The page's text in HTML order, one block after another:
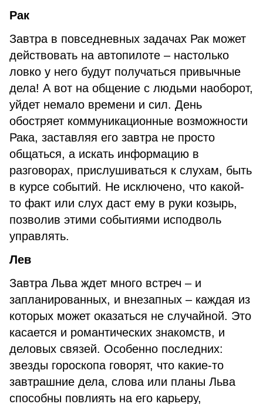
Рак
Завтра в повседневных задачах Рак может
действовать на автопилоте – настолько
ловко у него будут получаться привычные
дела! А вот на общение с людьми наоборот,
уйдет немало времени и сил. День
обостряет коммуникационные возможности
Рака, заставляя его завтра не просто
общаться, а искать информацию в
разговорах, прислушиваться к слухам, быть
в курсе событий. Не исключено, что какой-
то факт или слух даст ему в руки козырь,
позволив этими событиями исподволь
управлять.
Лев
Завтра Льва ждет много встреч – и
запланированных, и внезапных – каждая из
которых может оказаться не случайной. Это
касается и романтических знакомств, и
деловых связей. Особенно последних:
звезды гороскопа говорят, что какие-то
завтрашние дела, слова или планы Льва
способны повлиять на его карьеру,